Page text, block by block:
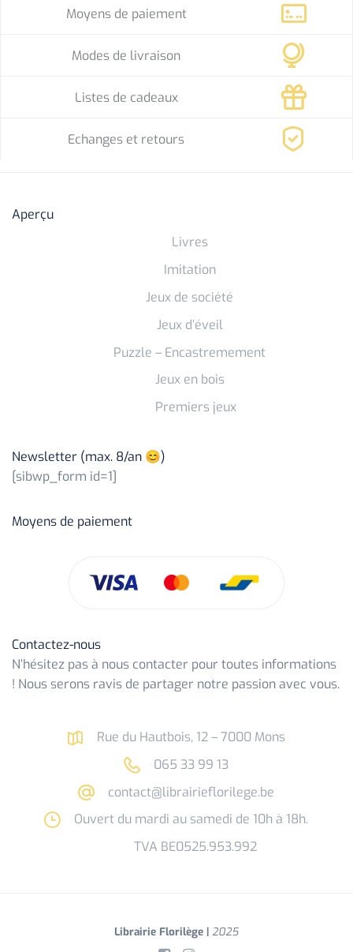
Moyens de paiement
Modes de livraison
Listes de cadeaux
Echanges et retours
Aperçu
Livres
Imitation
Jeux de société
Jeux d’éveil
Puzzle – Encastremement
Jeux en bois
Premiers jeux
Newsletter (max. 8/an 😊)
[sibwp_form id=1]
Moyens de paiement
Contactez-nous
N’hésitez pas à nous contacter pour toutes informations
! Nous serons ravis de partager notre passion avec vous.
Rue du Hautbois, 12 – 7000 Mons
065 33 99 13
contact@librairieflorilege.be
Ouvert du mardi au samedi de 10h à 18h.
TVA BE0525.953.992
Librairie Florilège | 2025